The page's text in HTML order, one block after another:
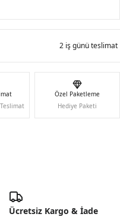
2 iş günü teslimat
Özel Paketleme
Hediye Paketi
Ücretsiz Kargo & İade